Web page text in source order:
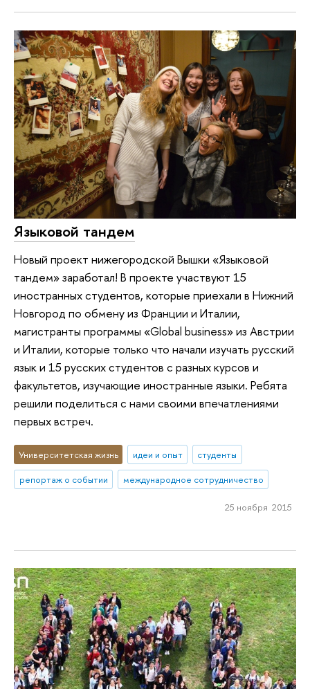
Языковой тандем
Новый проект нижегородской Вышки «Языковой
тандем» заработал! В проекте участвуют 15
иностранных студентов, которые приехали в Нижний
Новгород по обмену из Франции и Италии,
магистранты программы «Global business» из Австрии
и Италии, которые только что начали изучать русский
язык и 15 русских студентов с разных курсов и
факультетов, изучающие иностранные языки. Ребята
решили поделиться с нами своими впечатлениями
первых встреч.
Университетская жизнь идеи и опыт
студенты
репортаж о событии
международное сотрудничество
25 ноября 2015